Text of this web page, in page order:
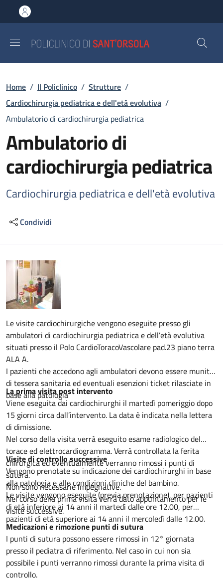
al contenuto principale
to footer content
Briciole di pane
Home / Il Policlinico / Strutture /
Cardiochirurgia pediatrica e dell'età evolutiva /
Ambulatorio di cardiochirurgia pediatrica
Ambulatorio di
cardiochirurgia pediatrica
Cardiochirurgia pediatrica e dell'età evolutiva
Condividi
Descrizione
Le visite cardiochirurgiche vengono eseguite presso gli
ambulatori di cardiochirurgia pediatrica e dell’età evolutiva
situati presso il Polo CardioToracoVascolare pad.23 piano terra
ALA A.
I pazienti che accedono agli ambulatori devono essere muniti
di tessera sanitaria ed eventuali esenzioni ticket rilasciate in
base alla patologia
La prima visita post intervento
Viene eseguita dai cardiochirurghi il martedì pomeriggio dopo
15 giorni circa dall’intervento. La data è indicata nella lettera
di dimissione.
Nel corso della visita verrà eseguito esame radiologico del
torace ed elettrocardiogramma. Verrà controllata la ferita
chirurgica ed eventualmente verranno rimossi i punti di
sutura.
Non sono necessarie impegnative.
Nel corso della prima visita verrà dato appuntamento per le
visite successive.
Visite di controllo successive
Vengono prenotate su indicazione dei cardiochirurghi in base
alla patologia e alle condizioni cliniche del bambino.
Le visite vengono eseguite (previa prenotazione), per pazienti
di età inferiore ai 14 anni il martedì dalle ore 12.00, per
pazienti di età superiore ai 14 anni il mercoledì dalle 12.00.
Medicazioni e rimozione punti di sutura
I punti di sutura possono essere rimossi in 12° giornata
presso il pediatra di riferimento. Nel caso in cui non sia
possibile i punti verranno rimossi durante la prima visita di
controllo.